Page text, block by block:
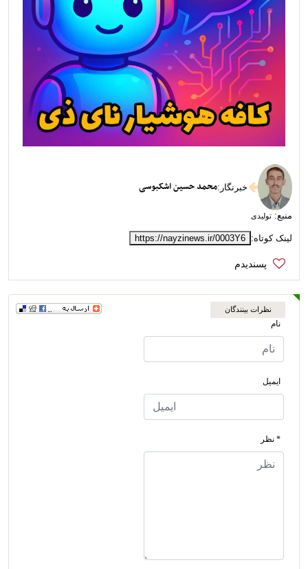
خبرنگار :محمد حسین اشکبوسی
منبع: تولیدی
لینک کوتاه: https://nayzinews.ir/0003Y6
نظرات بینندگان
نام
ایمیل
* نظر